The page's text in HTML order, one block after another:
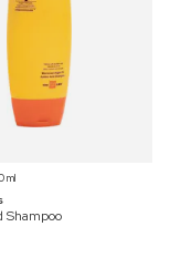
ml
Shampoo